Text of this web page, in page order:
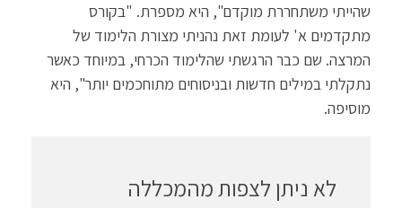
שהייתי משתחררת מוקדם", היא מספרת. "בקורס
מתקדמים א' לעומת זאת נהניתי מצורת הלימוד של
המרצה. שם כבר הרגשתי שהלימוד הכרחי, במיוחד כאשר
נתקלתי במילים חדשות ובניסוחים מתוחכמים יותר", היא
מוסיפה.
לא ניתן לצפות מהמכללה